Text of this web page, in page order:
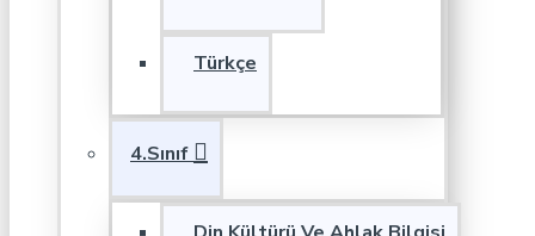
Türkçe
4.Sınıf